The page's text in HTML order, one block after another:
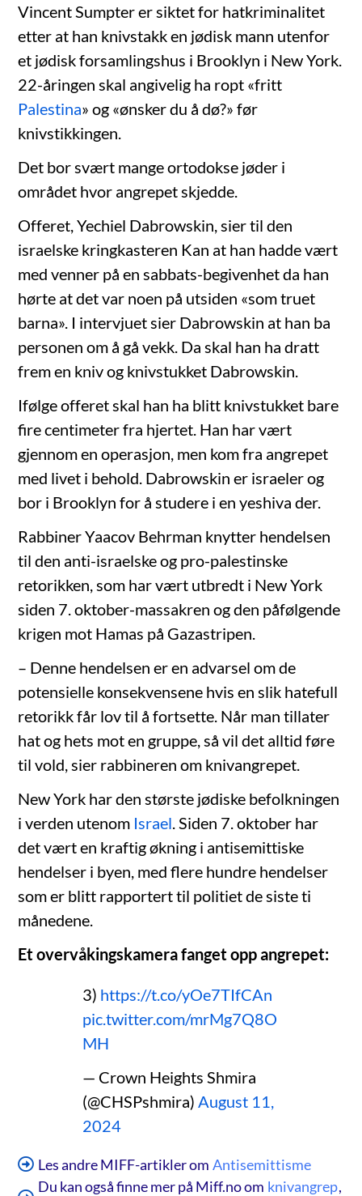
Vincent Sumpter er siktet for hatkriminalitet
etter at han knivstakk en jødisk mann utenfor
et jødisk forsamlingshus i Brooklyn i New York.
22-åringen skal angivelig ha ropt «fritt
Palestina» og «ønsker du å dø?» før
knivstikkingen.
Det bor svært mange ortodokse jøder i
området hvor angrepet skjedde.
Offeret, Yechiel Dabrowskin, sier til den
israelske kringkasteren Kan at han hadde vært
med venner på en sabbats-begivenhet da han
hørte at det var noen på utsiden «som truet
barna». I intervjuet sier Dabrowskin at han ba
personen om å gå vekk. Da skal han ha dratt
frem en kniv og knivstukket Dabrowskin.
Ifølge offeret skal han ha blitt knivstukket bare
fire centimeter fra hjertet. Han har vært
gjennom en operasjon, men kom fra angrepet
med livet i behold. Dabrowskin er israeler og
bor i Brooklyn for å studere i en yeshiva der.
Rabbiner Yaacov Behrman knytter hendelsen
til den anti-israelske og pro-palestinske
retorikken, som har vært utbredt i New York
siden 7. oktober-massakren og den påfølgende
krigen mot Hamas på Gazastripen.
– Denne hendelsen er en advarsel om de
potensielle konsekvensene hvis en slik hatefull
retorikk får lov til å fortsette. Når man tillater
hat og hets mot en gruppe, så vil det alltid føre
til vold, sier rabbineren om knivangrepet.
New York har den største jødiske befolkningen
i verden utenom Israel . Siden 7. oktober har
det vært en kraftig økning i antisemittiske
hendelser i byen, med flere hundre hendelser
som er blitt rapportert til politiet de siste ti
månedene.
Et overvåkingskamera fanget opp angrepet:
3) https://t.co/yOe7TIfCAn
pic.twitter.com/mrMg7Q8O
MH
— Crown Heights Shmira
(@CHSPshmira) August 11,
2024
Les andre MIFF-artikler om Antisemittisme
Du kan også finne mer på Miff.no om knivangrep,